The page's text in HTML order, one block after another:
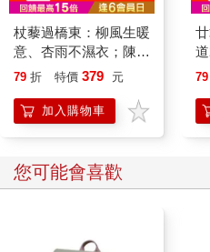
然而，本書也有明確的定位。
法」，來改善婚姻與家庭生活。
嚴謹、隨機、對照的研究驗證，
Gottman）與霍華德．馬克曼（
家的研究成果，就是這類方法的
面上也有許多著作，援引各領域
議，這類方法也同樣值得肯定。
但這本書呈現的是截然不同的
經歷人生淬鍊的長者，他們用生
把上千位祖父母齊聚一堂，來傳
杖藜過橋東：柳風生暖
意、杏雨不濕衣；陳亮
恭談以心轉境的適齡漫
79 折 特價 379 元
加入購物車
79
您可能會喜歡